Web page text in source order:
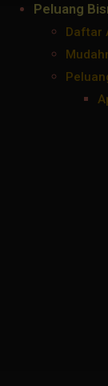
Peluang
Daftar